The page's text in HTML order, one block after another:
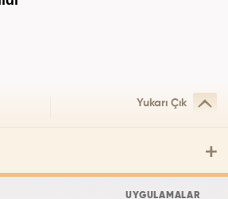
Yukarı Çık
UYGULAMALAR